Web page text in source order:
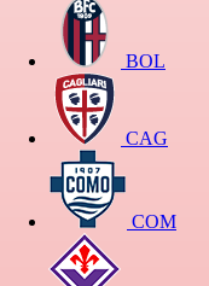
BOL
CAG
COM